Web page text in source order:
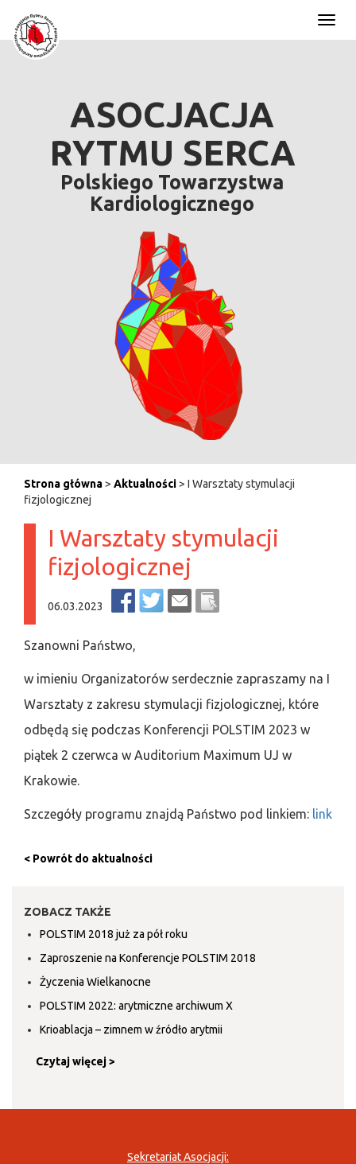
ASOCJACJA
RYTMU SERCA
Polskiego Towarzystwa
Kardiologicznego
Strona główna> Aktualności> I Warsztaty stymulacji
fizjologicznej
I Warsztaty stymulacji
fizjologicznej
06.03.2023
Szanowni Państwo,
w imieniu Organizatorów serdecznie zapraszamy na I
Warsztaty z zakresu stymulacji fizjologicznej, które
odbędą się podczas Konferencji POLSTIM 2023 w
piątek 2 czerwca w Auditorium Maximum UJ w
Krakowie.
Szczegóły programu znajdą Państwo pod linkiem: link
< Powrót do aktualności
ZOBACZ TAKŻE
POLSTIM 2018 już za pół roku
Zaproszenie na Konferencje POLSTIM 2018
Życzenia Wielkanocne
POLSTIM 2022: arytmiczne archiwum X
Krioablacja – zimnem w źródło arytmii
Czytaj więcej >
Sekretariat Asocjacji: